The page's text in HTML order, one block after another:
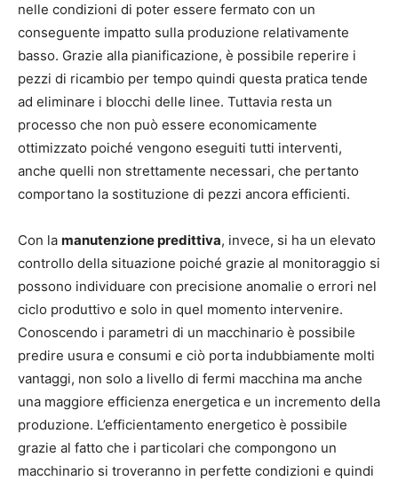
nelle condizioni di poter essere fermato con un
conseguente impatto sulla produzione relativamente
basso. Grazie alla pianificazione, è possibile reperire i
pezzi di ricambio per tempo quindi questa pratica tende
ad eliminare i blocchi delle linee. Tuttavia resta un
processo che non può essere economicamente
ottimizzato poiché vengono eseguiti tutti interventi,
anche quelli non strettamente necessari, che pertanto
comportano la sostituzione di pezzi ancora efficienti.
Con la manutenzione predittiva, invece, si ha un elevato
controllo della situazione poiché grazie al monitoraggio si
possono individuare con precisione anomalie o errori nel
ciclo produttivo e solo in quel momento intervenire.
Conoscendo i parametri di un macchinario è possibile
predire usura e consumi e ciò porta indubbiamente molti
vantaggi, non solo a livello di fermi macchina ma anche
una maggiore efficienza energetica e un incremento della
produzione. L’efficientamento energetico è possibile
grazie al fatto che i particolari che compongono un
macchinario si troveranno in perfette condizioni e quindi